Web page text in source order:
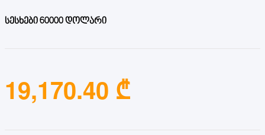
სესხები 60000 დოლარი
19,170.40 ₾